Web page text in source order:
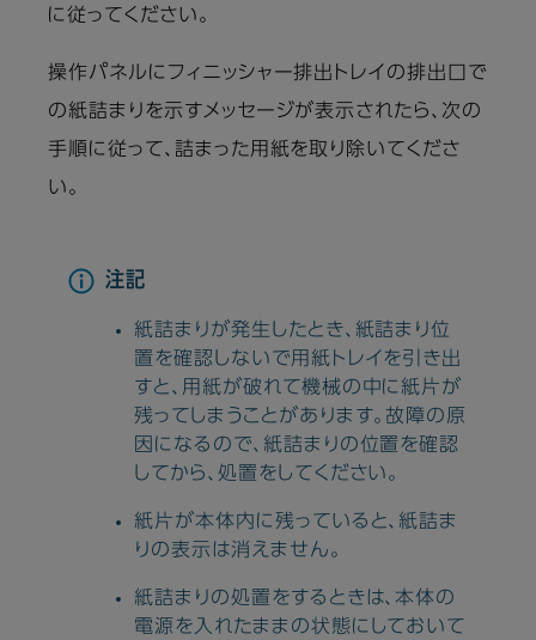
に従ってください。
操作パネルにフィニッシャー排出トレイの排出口で
の紙詰まりを示すメッセージが表示されたら、次の
手順に従って、詰まった用紙を取り除いてくださ
い。
注記
紙詰まりが発生したとき、紙詰まり位
置を確認しないで用紙トレイを引き出
すと、用紙が破れて機械の中に紙片が
残ってしまうことがあります。故障の原
因になるので、紙詰まりの位置を確認
してから、処置をしてください。
紙片が本体内に残っていると、紙詰ま
りの表示は消えません。
紙詰まりの処置をするときは、本体の
電源を入れたままの状態にしておいて